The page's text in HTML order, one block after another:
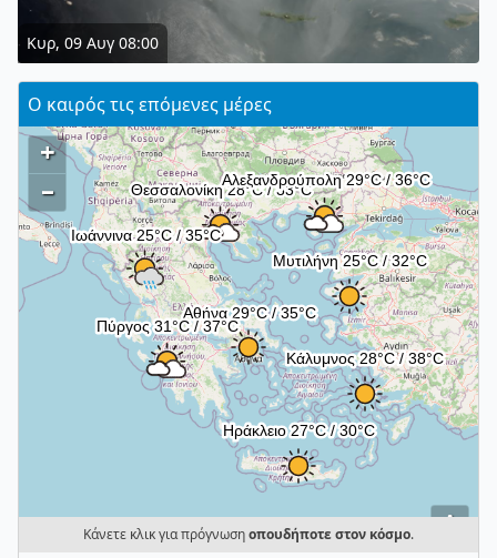
Κυρ, 09 Αυγ 08:00
Ο καιρός τις επόμενες μέρες
i
+
–
Κάνετε κλικ για πρόγνωσηοπουδήποτε στον κόσμο.